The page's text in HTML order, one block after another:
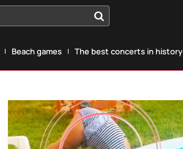
Beach games The best concerts in history